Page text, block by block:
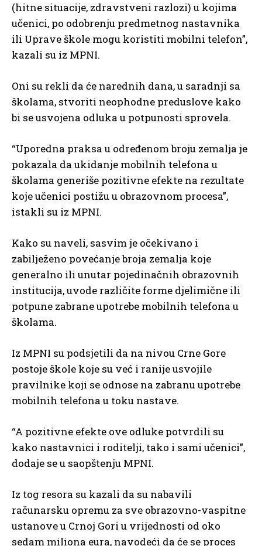
(hitne situacije, zdravstveni razlozi) u kojima
učenici, po odobrenju predmetnog nastavnika
ili Uprave škole mogu koristiti mobilni telefon”,
kazali su iz MPNI.
Oni su rekli da će narednih dana, u saradnji sa
školama, stvoriti neophodne preduslove kako
bi se usvojena odluka u potpunosti sprovela.
“Uporedna praksa u određenom broju zemalja je
pokazala da ukidanje mobilnih telefona u
školama generiše pozitivne efekte na rezultate
koje učenici postižu u obrazovnom procesa”,
istakli su iz MPNI.
Kako su naveli, sasvim je očekivano i
zabilježeno povećanje broja zemalja koje
generalno ili unutar pojedinačnih obrazovnih
institucija, uvode različite forme djelimične ili
potpune zabrane upotrebe mobilnih telefona u
školama.
Iz MPNI su podsjetili da na nivou Crne Gore
postoje škole koje su već i ranije usvojile
pravilnike koji se odnose na zabranu upotrebe
mobilnih telefona u toku nastave.
“A pozitivne efekte ove odluke potvrdili su
kako nastavnici i roditelji, tako i sami učenici”,
dodaje se u saopštenju MPNI.
Iz tog resora su kazali da su nabavili
računarsku opremu za sve obrazovno-vaspitne
ustanove u Crnoj Gori u vrijednosti od oko
sedam miliona eura, navodeći da će se proces